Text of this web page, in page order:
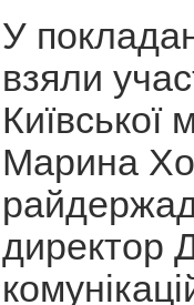
У
взяли
Київської
Марина
директор